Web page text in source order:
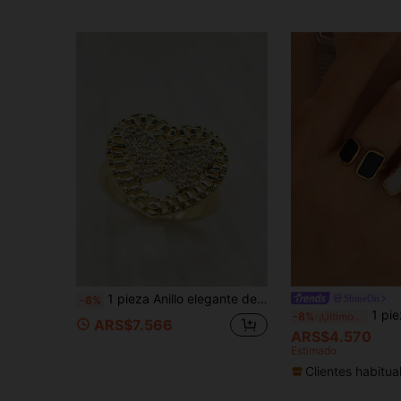
-6% 1 pieza Anillo elegante de moda para mujer con forma de corazón e incrustaciones de circonita, regalo de joyería para uso diario y fiestas, Día de San Valentín, Navidad, Acción de Gracias
ARS$7.566 -8% 1 pieza Anillo geométrico personalizado con
ARS$4.570
Estimado
Clientes